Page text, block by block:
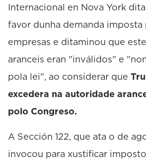
Internacional en Nova York
favor dunha demanda imposta
empresas e ditaminou que
aranceis eran "inválidos" e
pola lei", ao considerar que
excedera na autoridade
polo Congreso.
A Sección 122, que ata o de
invocou para xustificar